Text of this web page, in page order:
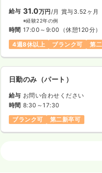
給与 31.0万円/月 賞与3.52ヶ月
※経験22年の例
時間 17:00～9:00 （休憩120分）
4週8休以上
ブランク可 第
日勤のみ（パート）
給与 お問い合わせください
時間 8:30～17:30
ブランク可
第二新卒可